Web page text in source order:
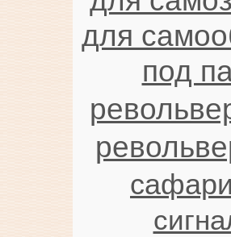
для
под